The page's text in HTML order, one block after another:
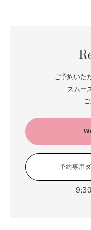
ご予約いた
スムー
予約専用